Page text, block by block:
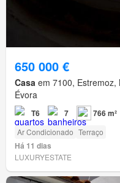
650 000 €
Casa em 7100,
Évora
T6 7 766 m²
Ar Condicionado Terraço
Há 11 dias
LUXURYESTATE